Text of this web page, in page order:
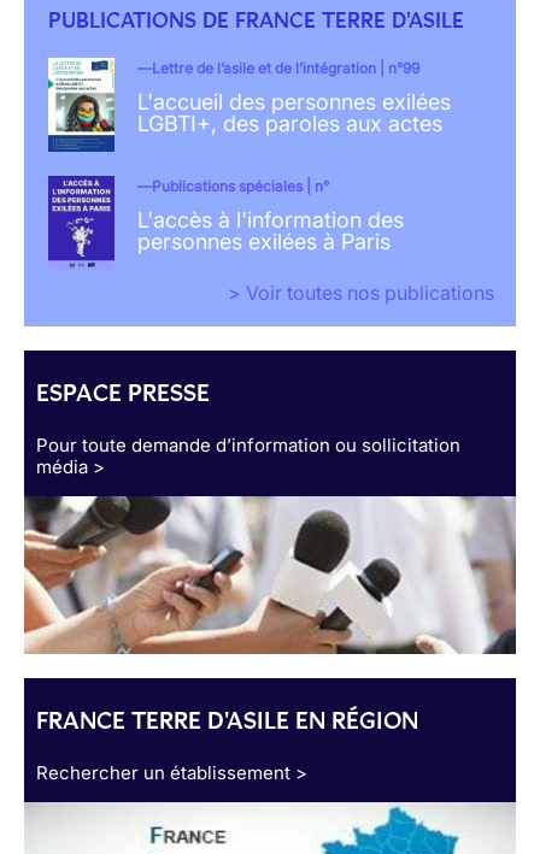
PUBLICATIONS DE FRANCE TERRE D'ASILE
Lettre de l’asile et de l’intégration | n°99
L'accueil des personnes exilées
LGBTI+, des paroles aux actes
Publications spéciales | n°
L'accès à l'information des
personnes exilées à Paris
> Voir toutes nos publications
ESPACE PRESSE
Pour toute demande d’information ou sollicitation
média >
FRANCE TERRE D'ASILE EN RÉGION
Rechercher un établissement >